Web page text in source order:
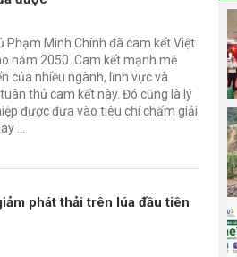
Phạm Minh Chính đã cam kết Việt
năm 2050. Cam kết mạnh mẽ
của nhiều ngành, lĩnh vực và
thủ cam kết này. Đó cũng là lý
được đưa vào tiêu chí chấm giải
…
phát thải trên lúa đầu tiên